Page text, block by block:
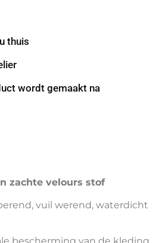
thuis
wordt gemaakt na
zachte velours stof
vuil werend, waterdicht